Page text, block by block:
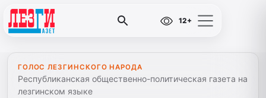
12+
ГОЛОС ЛЕЗГИНСКОГО НАРОДА
Республиканская общественно-политическая газета на
лезгинском языке